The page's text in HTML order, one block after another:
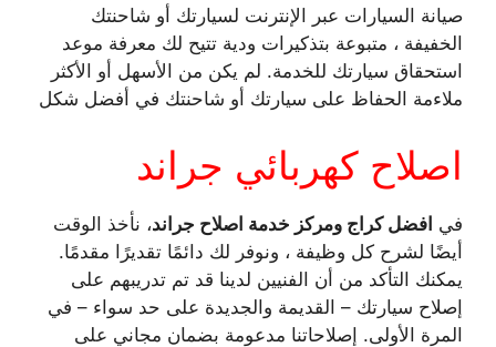
صيانة السيارات عبر الإنترنت لسيارتك أو شاحنتك
الخفيفة ، متبوعة بتذكيرات ودية تتيح لك معرفة موعد
استحقاق سيارتك للخدمة. لم يكن من الأسهل أو الأكثر
ملاءمة الحفاظ على سيارتك أو شاحنتك في أفضل شكل
اصلاح كهربائي جراند
في افضل كراج ومركز خدمة اصلاح جراند، نأخذ الوقت
أيضًا لشرح كل وظيفة ، ونوفر لك دائمًا تقديرًا مقدمًا.
يمكنك التأكد من أن الفنيين لدينا قد تم تدريبهم على
إصلاح سيارتك – القديمة والجديدة على حد سواء – في
المرة الأولى. إصلاحاتنا مدعومة بضمان مجاني على